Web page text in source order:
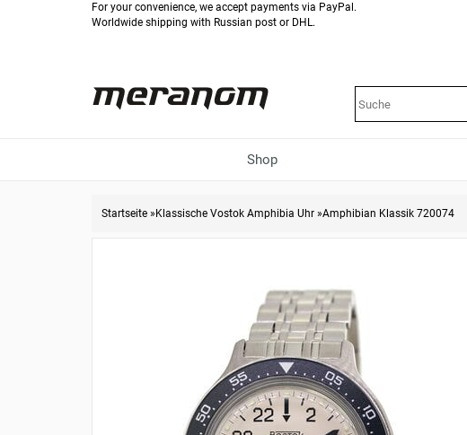
For your convenience, we accept payments via PayPal.
Worldwide shipping with Russian post or DHL.
Shop
Startseite » Klassische Vostok Amphibia Uhr »Amphibian Klassik 720074